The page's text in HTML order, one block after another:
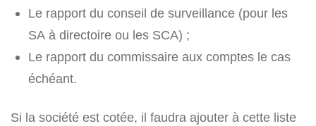
Le rapport du conseil de surveillance (pour les
SA à directoire ou les SCA) ;
Le rapport du commissaire aux comptes le cas
échéant.
Si la société est cotée, il faudra ajouter à cette liste